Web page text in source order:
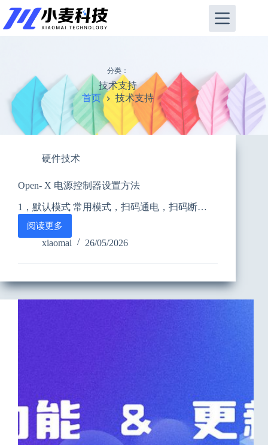
至
内
分类：
技术支持
首页
技术支持
硬件技术
Open- X 电源控制器设置方法
1，默认模式 常用模式，扫码通电，扫码断…
阅读更多
Open-
X
源
制
器
xiaomai 26/05/2026